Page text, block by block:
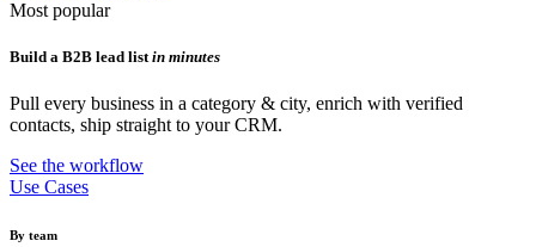
Most popular
Build a B2B lead listin minutes
Pull every business in a category & city, enrich with verified
contacts, ship straight to your CRM.
See the workflow
Use Cases
By team